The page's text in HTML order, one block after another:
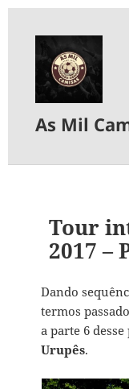
As Mil
Tour
2017 –
Dando
termos
a parte 6
Urupês.